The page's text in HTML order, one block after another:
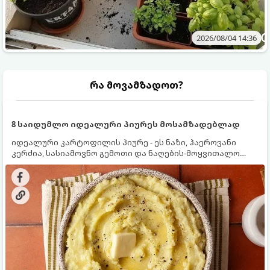
2026/08/04 14:36
რა მოვამზადოთ?
8 საიდუმლო იდეალური პიურეს მოსამზადებლად
იდეალური კარტოფილის პიურე - ეს ნაზი, ჰაეროვანი
კერძია, სასიამოვნო გემოთი და ნაღების-მოყვითალო
ფერით. მისი მომზადება ძალიან მარტივია, მაგრამ
არსებობს რამდენიმე საიდუმლო, რომლებიც უნდა
იცოდეთ, რომ პიურე იდეალურად გემრიელი გამოვიდეს.